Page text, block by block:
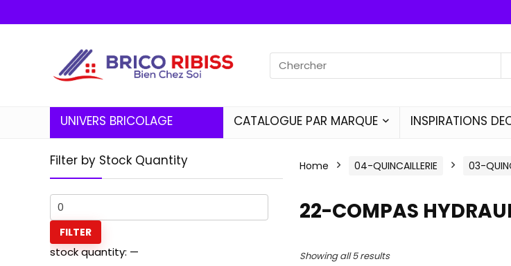
UNIVERS BRICOLAGE CATALOGUE PAR MARQUE INSPIRATIONS
Filter by Stock Quantity
FILTER
stock quantity: —
Home 04-QUINCAILLERIE 03-
22-COMPAS
Showing all 5 results